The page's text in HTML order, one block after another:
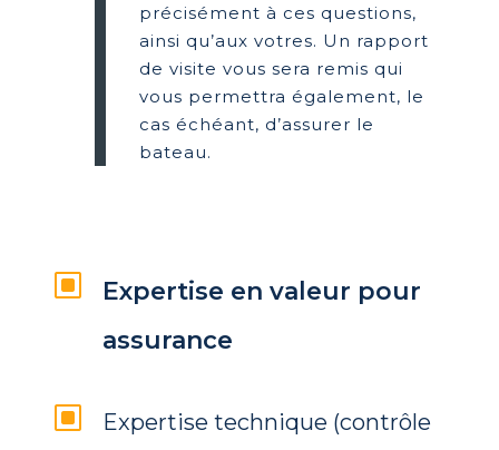
précisément à ces questions,
ainsi qu’aux votres. Un rapport
de visite vous sera remis qui
vous permettra également, le
cas échéant, d’assurer le
bateau.
W
Expertise en valeur pour
assurance
W
Expertise technique (contrôle